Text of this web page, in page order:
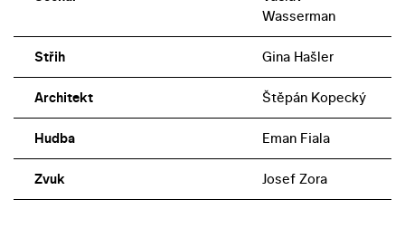
Wasserman
Střih Gina Hašler
Architekt Štěpán Kopecký
Hudba Eman Fiala
Zvuk Josef Zora